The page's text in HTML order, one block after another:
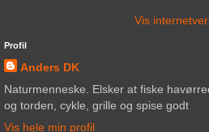
Vis
Profil
Anders DK
Naturmenneske. Elsker at fiske
og torden, cykle, grille og spise godt
Vis hele min profil